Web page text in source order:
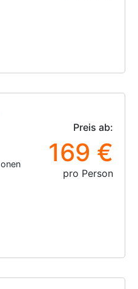
Preis ab:
169 €
pro Person